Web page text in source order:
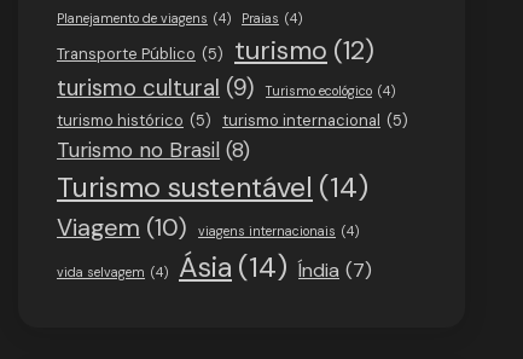
Planejamento de viagens (4) Praias (4)
Transporte Público (5) turismo (12)
turismo cultural (9) Turismo ecológico (4)
turismo histórico (5) turismo internacional (5)
Turismo no Brasil (8)
Turismo sustentável (14)
Viagem (10) viagens internacionais (4)
vida selvagem (4) Ásia (14) Índia (7)